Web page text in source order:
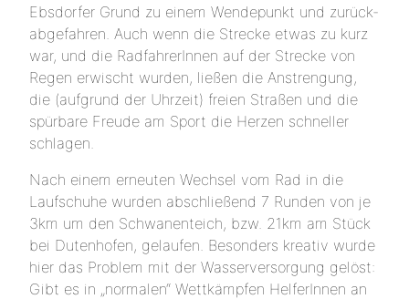
Ebsdorfer Grund zu einem Wendepunkt und zurück-
abgefahren. Auch wenn die Strecke etwas zu kurz
war, und die RadfahrerInnen auf der Strecke von
Regen erwischt wurden, ließen die Anstrengung,
die (aufgrund der Uhrzeit) freien Straßen und die
spürbare Freude am Sport die Herzen schneller
schlagen.
Nach einem erneuten Wechsel vom Rad in die
Laufschuhe wurden abschließend 7 Runden von je
3km um den Schwanenteich, bzw. 21km am Stück
bei Dutenhofen, gelaufen. Besonders kreativ wurde
hier das Problem mit der Wasserversorgung gelöst:
Gibt es in „normalen“ Wettkämpfen HelferInnen an